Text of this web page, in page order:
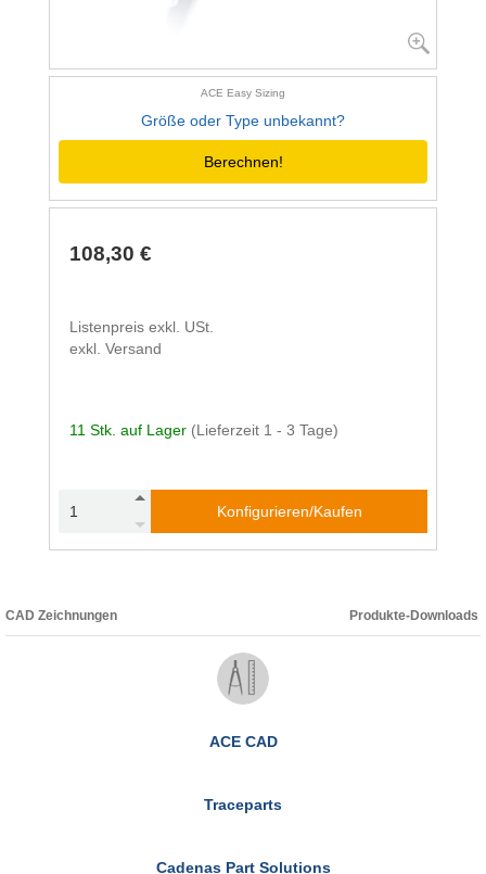
ACE Easy Sizing
Größe oder Type unbekannt?
Berechnen!
108,30 €
Listenpreis exkl. USt.
exkl. Versand
11 Stk. auf Lager (Lieferzeit 1 - 3 Tage)
Konfigurieren/Kaufen
CAD Zeichnungen Produkte-Downloads
ACE CAD
Traceparts
Cadenas Part Solutions